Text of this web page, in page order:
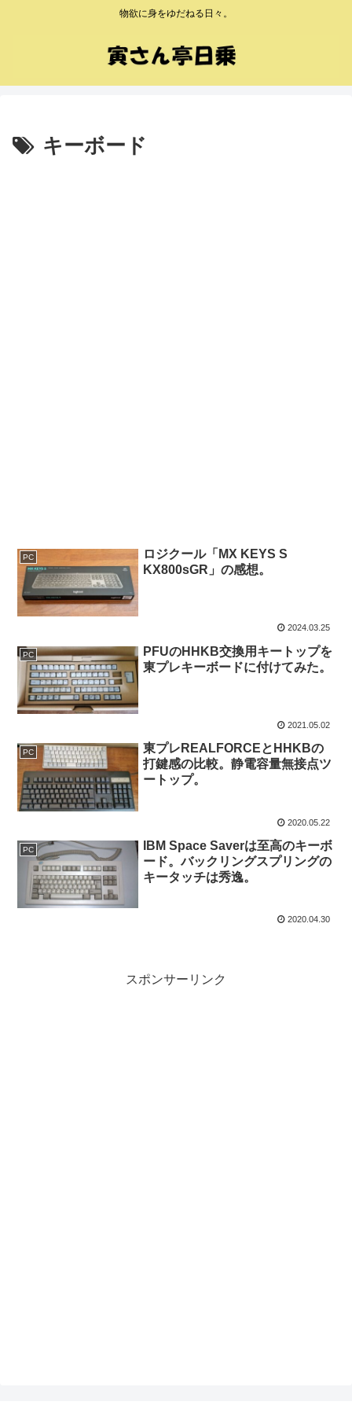
物欲に身をゆだねる日々。
キーボード
PC
ロジクール「MX KEYS S
KX800sGR」の感想。
2024.03.25
PC
PFUのHHKB交換用キートップを
東プレキーボードに付けてみた。
2021.05.02
PC
東プレREALFORCEとHHKBの
打鍵感の比較。静電容量無接点ツ
ートップ。
2020.05.22
PC
IBM Space Saverは至高のキーボ
ード。バックリングスプリングの
キータッチは秀逸。
2020.04.30
スポンサーリンク